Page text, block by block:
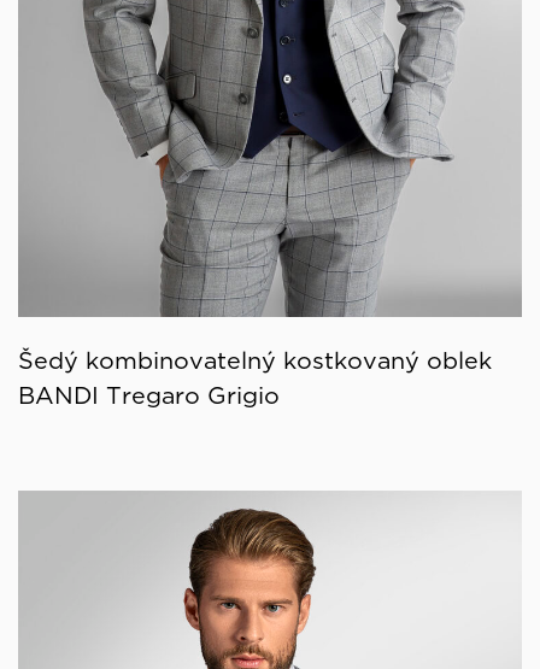
Šedý kombinovatelný kostkovaný oblek
BANDI Tregaro Grigio